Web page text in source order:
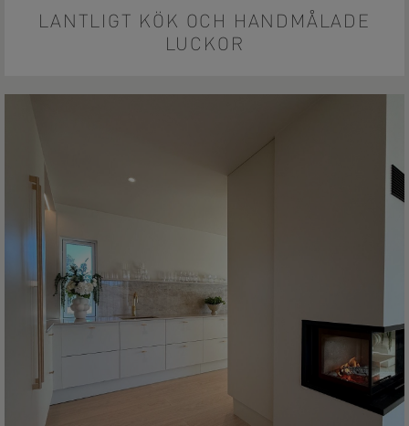
LANTLIGT KÖK OCH HANDMÅLADE
LUCKOR